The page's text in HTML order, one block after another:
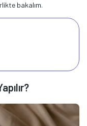
bakalım.